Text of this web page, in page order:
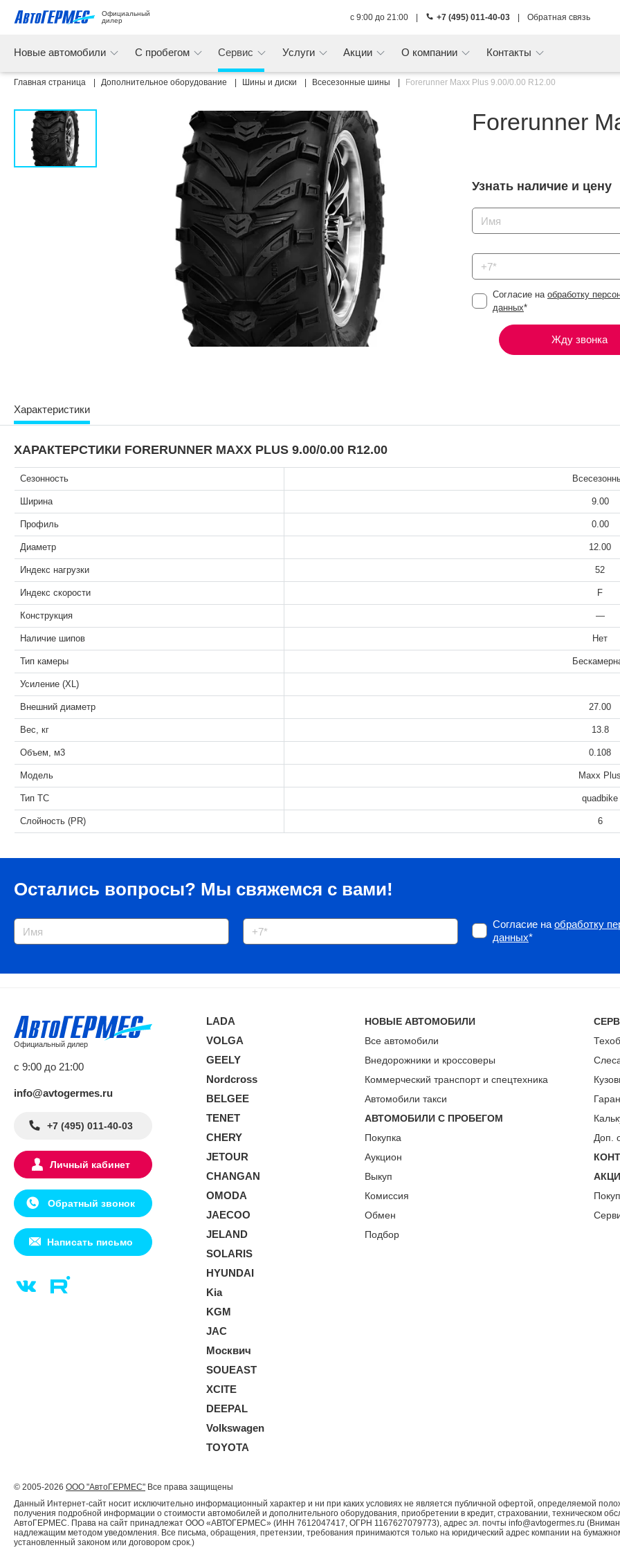
Официальный
дилер
с 9:00 до 21:00 +7 (495) 011-40-03 Обратная связь
Новые автомобили С пробегом Сервис Услуги Акции О компании Контакты
Главная страница Дополнительное оборудование Шины и диски Всесезонные шины Forerunner Maxx Plus 9.00/0.00 R12.00
Forerunner
Узнать наличие и цену
Согласие на обработку
данных*
Жду звонка
Характеристики
ХАРАКТЕРСТИКИ FORERUNNER MAXX PLUS 9.00/0.00 R12.00
Сезонность
Ширина 9.00
Профиль 0.00
Диаметр 12.00
Индекс нагрузки 52
Индекс скорости F
Конструкция —
Наличие шипов Нет
Тип камеры
Усиление (XL)
Внешний диаметр 27.00
Вес, кг 13.8
Объем, м3 0.108
Модель Maxx Plus
Тип ТС quadbike
Слойность (PR) 6
Остались вопросы? Мы свяжемся с вами!
Согласие на обработку
данных*
Официальный дилер
с 9:00 до 21:00
info@avtogermes.ru
+7 (495) 011-40-03
Личный кабинет
Обратный звонок
Написать письмо
LADA
VOLGA
GEELY
Nordcross
BELGEE
TENET
CHERY
JETOUR
CHANGAN
OMODA
JAECOO
JELAND
SOLARIS
HYUNDAI
Kia
KGM
JAC
Москвич
SOUEAST
XCITE
DEEPAL
Volkswagen
TOYOTA
НОВЫЕ АВТОМОБИЛИ
Все автомобили
Внедорожники и кроссоверы
Коммерческий транспорт и спецтехника
Автомобили такси
АВТОМОБИЛИ С ПРОБЕГОМ
Покупка
Аукцион
Выкуп
Комиссия
Обмен
Подбор
Доп.
© 2005-2026 ООО "АвтоГЕРМЕС" Все права защищены
Данный Интернет-сайт носит исключительно информационный характер и ни при каких условиях не является публичной офертой, определяемой
получения подробной информации о стоимости автомобилей и дополнительного оборудования, приобретении в кредит, страховании, техническом
АвтоГЕРМЕС. Права на сайт принадлежат ООО «АВТОГЕРМЕС» (ИНН 7612047417, ОГРН 1167627079773), адрес эл. почты info@avtogermes.ru
надлежащим методом уведомления. Все письма, обращения, претензии, требования принимаются только на юридический адрес компании на
установленный законом или договором срок.)